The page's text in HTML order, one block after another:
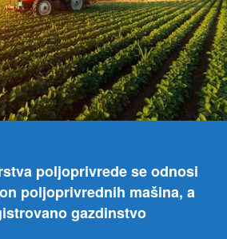
poljoprivrede se odnosi
poljoprivrednih mašina, a
gazdinstvo